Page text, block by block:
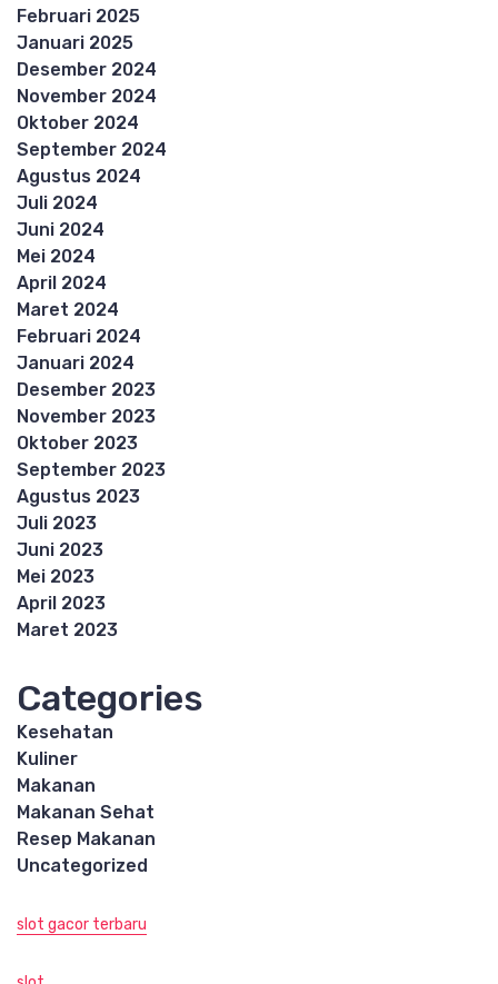
Februari 2025
Januari 2025
Desember 2024
November 2024
Oktober 2024
September 2024
Agustus 2024
Juli 2024
Juni 2024
Mei 2024
April 2024
Maret 2024
Februari 2024
Januari 2024
Desember 2023
November 2023
Oktober 2023
September 2023
Agustus 2023
Juli 2023
Juni 2023
Mei 2023
April 2023
Maret 2023
Categories
Kesehatan
Kuliner
Makanan
Makanan Sehat
Resep Makanan
Uncategorized
slot gacor terbaru